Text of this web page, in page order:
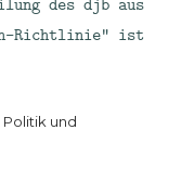
Richtlinie“ ist
Politik und